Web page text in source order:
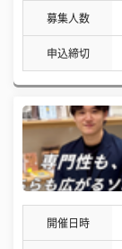
募集人数
申込締切
開催日時